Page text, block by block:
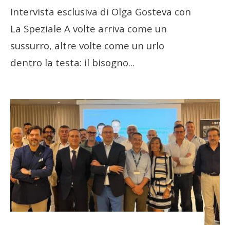
Intervista esclusiva di Olga Gosteva con
La Speziale A volte arriva come un
sussurro, altre volte come un urlo
dentro la testa: il bisogno...